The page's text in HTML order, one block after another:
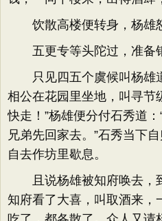
饮散高楼便转身，杨雄怒
五更专等头陀过，准备钢
只见四五个虞候叫杨雄
相公在花园里坐地，叫寻节
快走！”杨雄便分付石秀道：
兄弟先回家去。”石秀当下
自去作坊里歇息。
且说杨雄被知府唤去，到
知府看了大喜，叫取酒来，